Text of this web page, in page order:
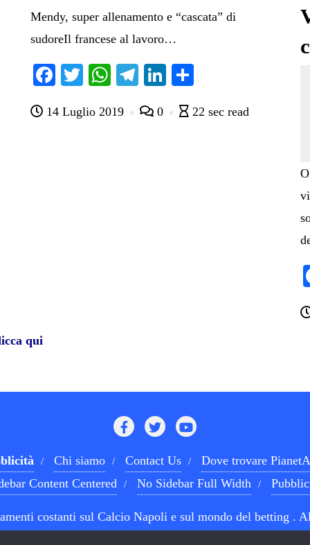
Mendy, super allenamento e “cascata” di
sudoreIl francese al lavoro…
Fa
bo
T
tte
W
ts
Te
gr
Li
ed di
14 Luglio 2019 0 22 sec read
qui
Chi siamo Contact Us
Dove trovare
Content Centered No Sidebar Full Width
costanti sul Calcio Napoli e sul mondo del betting .